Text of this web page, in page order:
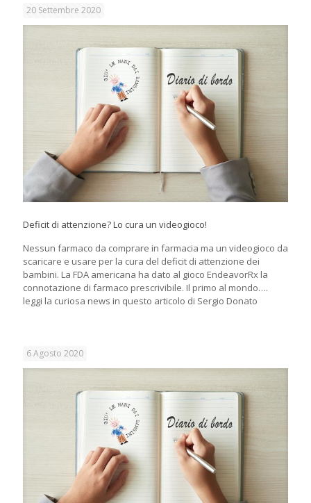
20 Settembre 2020
Deficit di attenzione? Lo cura un videogioco!
Nessun farmaco da comprare in farmacia ma un videogioco da
scaricare e usare per la cura del deficit di attenzione dei
bambini. La FDA americana ha dato al gioco EndeavorRx la
connotazione di farmaco prescrivibile. Il primo al mondo….
leggi la curiosa news in questo articolo di Sergio Donato
6 Agosto 2020